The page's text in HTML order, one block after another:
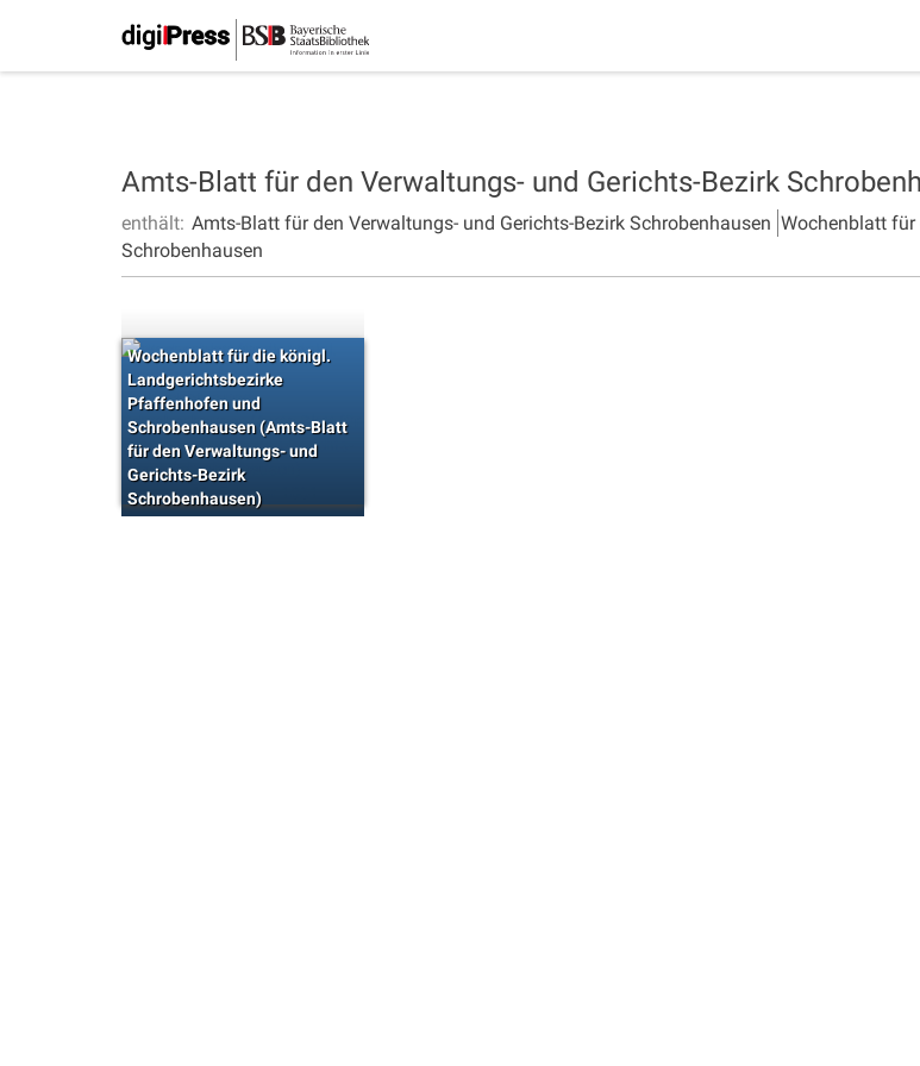
Amts-Blatt für den Verwaltungs- und Gerichts-Bezirk
enthält: Amts-Blatt für den Verwaltungs- und Gerichts-Bezirk Schrobenhausen Wochenblatt
Schrobenhausen
Wochenblatt für die königl.
Landgerichtsbezirke
Pfaffenhofen und
Schrobenhausen (Amts-Blatt
für den Verwaltungs- und
Gerichts-Bezirk
Schrobenhausen)